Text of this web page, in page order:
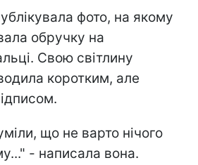
фото, на якому
обручку на
Свою світлину
коротким, але
що не варто нічого
- написала вона.